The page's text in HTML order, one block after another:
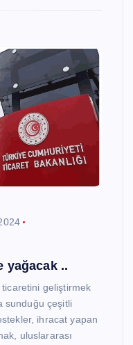
yağacak ..
geliştirmek
sunduğu çeşitli
ihracat yapan
uluslararası